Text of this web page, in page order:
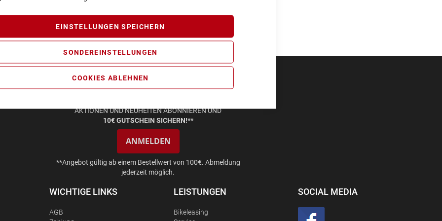
EINSTELLUNGEN SPEICHERN
SONDEREINSTELLUNGEN
COOKIES ABLEHNEN
AKTIONEN UND NEUHEITEN ABONNIEREN UND
10€ GUTSCHEIN SICHERN!**
ANMELDEN
**Angebot gültig ab einem Bestellwert von 100€. Abmeldung
jederzeit möglich.
WICHTIGE LINKS
AGB
LEISTUNGEN
Bikeleasing
SOCIAL MEDIA